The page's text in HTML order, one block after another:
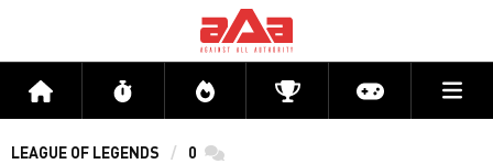
Accueil Flux Directs CompétitionsActu jeux
LEAGUE OF LEGENDS 0 commentaires